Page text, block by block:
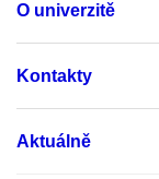
O univerzitě
Kontakty
Aktuálně